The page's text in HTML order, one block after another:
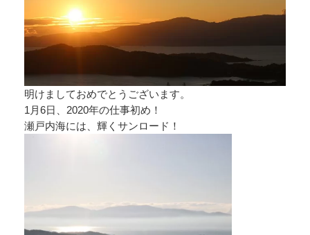
明けましておめでとうございます。
1月6日、2020年の仕事初め！
瀬戸内海には、輝くサンロード！